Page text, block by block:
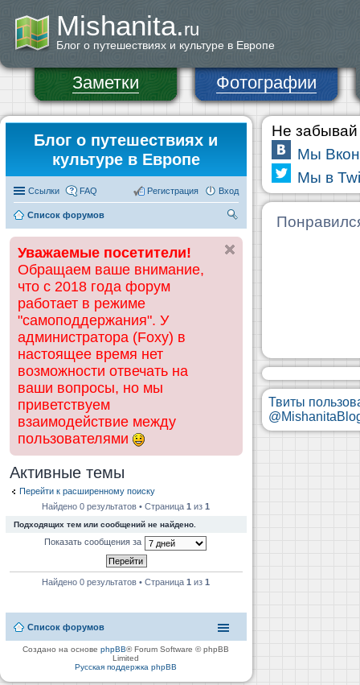
Mishanita.ru
Блог о путешествиях и культуре в Европе
Заметки Фотографии
Блог о путешествиях и
культуре в Европе
Ссылки FAQ Вход
Регистрация
Список форумов
ск
Уважаемые посетители!
Обращаем ваше внимание,
что с 2018 года форум
работает в режиме
"самоподдержания". У
администратора (Foxy) в
настоящее время нет
возможности отвечать на
ваши вопросы, но мы
приветствуем
взаимодействие между
пользователями
Активные темы
Перейти к расширенному поиску
Найдено 0 результатов • Страница1 из1
Подходящих тем или сообщений не найдено.
Показать сообщения за
Найдено 0 результатов • Страница1 из1
Список форумов
Создано на основеphpBB® Forum Software © phpBB
Limited
Русская поддержка phpBB
Не забывай
Мы
Мы в
Твиты